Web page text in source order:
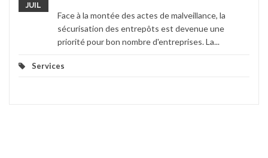
JUIL
Face à la montée des actes de malveillance, la
sécurisation des entrepôts est devenue une
priorité pour bon nombre d'entreprises. La...
Services